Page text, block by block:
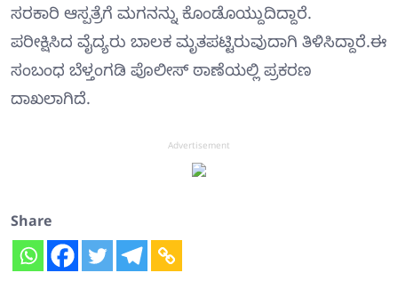
ಸರಕಾರಿ ಆಸ್ಪತ್ರೆಗೆ ಮಗನನ್ನು ಕೊಂಡೊಯ್ದುದಿದ್ದಾರೆ.
ಪರೀಕ್ಷಿಸಿದ ವೈದ್ಯರು ಬಾಲಕ ಮೃತಪಟ್ಟಿರುವುದಾಗಿ ತಿಳಿಸಿದ್ದಾರೆ.ಈ
ಸಂಬಂಧ ಬೆಳ್ತಂಗಡಿ ಪೊಲೀಸ್ ಠಾಣೆಯಲ್ಲಿ ಪ್ರಕರಣ
ದಾಖಲಾಗಿದೆ.
Advertisement
Share